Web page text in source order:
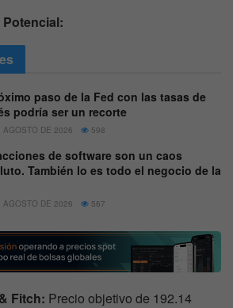
paso de la Fed con las tasas de
podría ser un recorte
AGOSTO DE 2026 598
de software son un caos
También lo es todo el negocio de la
AGOSTO DE 2026 567
Fitch: Precio objetivo de 192.14